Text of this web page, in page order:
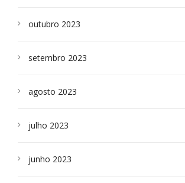
outubro 2023
setembro 2023
agosto 2023
julho 2023
junho 2023